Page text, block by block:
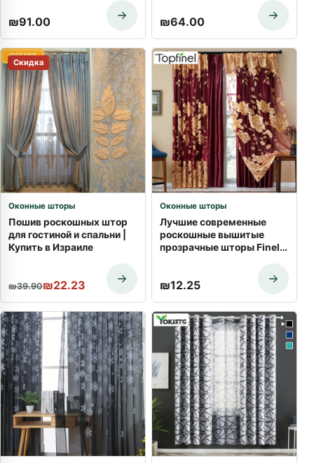
₪91.00 ₪64.00
Скидка
Оконные шторы
Пошив роскошных штор
для гостиной и спальни |
Купить в Израиле
₪39.90
Первоначальная цена составляла ₪39.90.
₪22.23
Текущая цена: ₪22.23.
Оконные шторы
Лучшие современные
роскошные вышитые
прозрачные шторы Finel
кухни, тюлевые шторы,
портьеры, оконные
₪12.25